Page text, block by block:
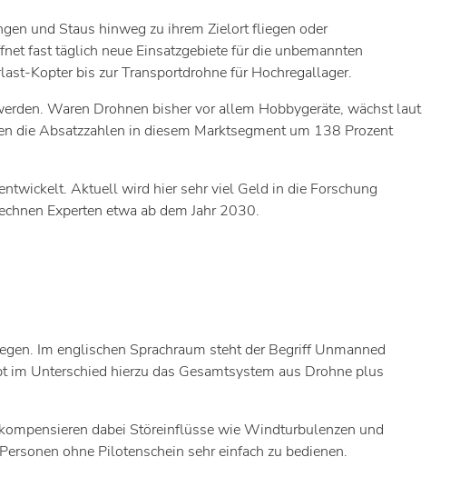
und Staus hinweg zu ihrem Zielort fliegen oder
fast täglich neue Einsatzgebiete für die unbemannten
Kopter bis zur Transportdrohne für Hochregallager.
Waren Drohnen bisher vor allem Hobbygeräte, wächst laut
die Absatzzahlen in diesem Marktsegment um 138 Prozent
Aktuell wird hier sehr viel Geld in die Forschung
Experten etwa ab dem Jahr 2030.
Im englischen Sprachraum steht der Begriff Unmanned
Unterschied hierzu das Gesamtsystem aus Drohne plus
dabei Störeinflüsse wie Windturbulenzen und
ohne Pilotenschein sehr einfach zu bedienen.